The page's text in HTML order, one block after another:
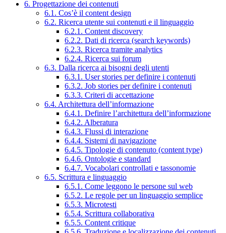
6. Progettazione dei contenuti
6.1. Cos’è il content design
6.2. Ricerca utente sui contenuti e il linguaggio
6.2.1. Content discovery
6.2.2. Dati di ricerca (search keywords)
6.2.3. Ricerca tramite analytics
6.2.4. Ricerca sui forum
6.3. Dalla ricerca ai bisogni degli utenti
6.3.1. User stories per definire i contenuti
6.3.2. Job stories per definire i contenuti
6.3.3. Criteri di accettazione
6.4. Architettura dell’informazione
6.4.1. Definire l’architettura dell’informazione
6.4.2. Alberatura
6.4.3. Flussi di interazione
6.4.4. Sistemi di navigazione
6.4.5. Tipologie di contenuto (content type)
6.4.6. Ontologie e standard
6.4.7. Vocabolari controllati e tassonomie
6.5. Scrittura e linguaggio
6.5.1. Come leggono le persone sul web
6.5.2. Le regole per un linguaggio semplice
6.5.3. Microtesti
6.5.4. Scrittura collaborativa
6.5.5. Content critique